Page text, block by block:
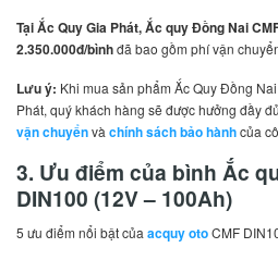
Tại Ắc Quy Gia Phát, Ắc quy Đồng Nai
2.350.000đ/bìnhđã bao gồm phí vận
Lưu ý: Khi mua sản phẩm Ắc Quy Đồng
Phát, quý khách hàng sẽ được hưởng đầy
vận chuyểnvà chính sách bảo hànhcủa
3. Ưu điểm của bình Ắc
DIN100 (12V – 100Ah)
5 ưu điểm nổi bật của acquy otoCMF